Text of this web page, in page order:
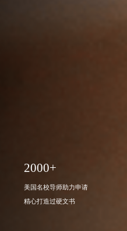
2000+
美国名校导师助力申请
精心打造过硬文书